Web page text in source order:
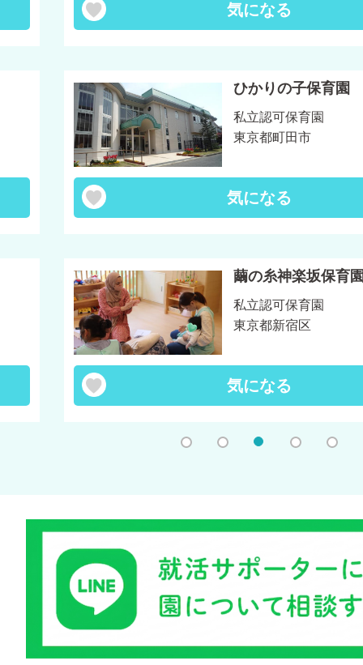
気になる
ひかりの子保育園
私立認可保育園
東京都町田市
気になる
繭の糸神楽坂保育
私立認可保育園
東京都新宿区
気になる